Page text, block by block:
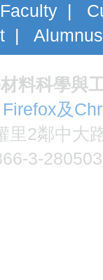
Faculty |
| Alumnus
料科學與
及
里2鄰中
3-